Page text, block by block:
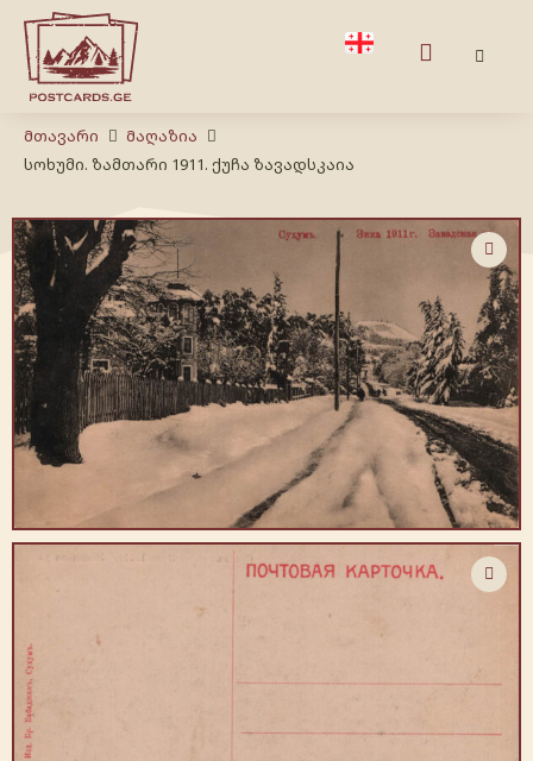
Მთავარი
Მაღაზია
სოხუმი. ზამთარი 1911. ქუჩა ზავადსკაია